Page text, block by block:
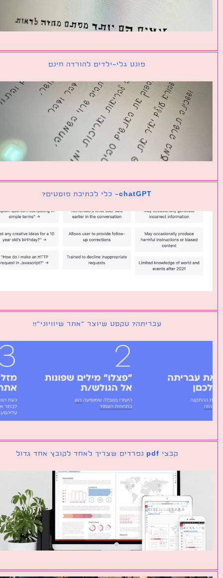
פונט גלי-ילדים להורדה חינם
chatGPT- כלי לכתיבת פוסטים?
עבריתה? טקסט שיוצר ״אתר שיוויוני״!!